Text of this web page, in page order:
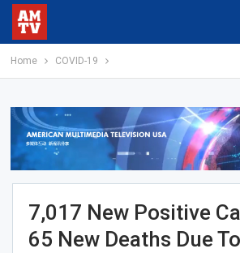
Home COVID-19
7,017 New Positive
65 New Deaths Due